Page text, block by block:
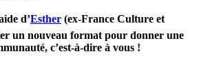
d’Esther (ex-France Culture et
un nouveau format pour donner une
c’est-à-dire à vous !